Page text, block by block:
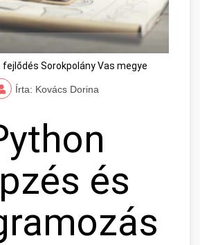
Sorokpolány Vas megye
Írta: Kovács Dorina
és